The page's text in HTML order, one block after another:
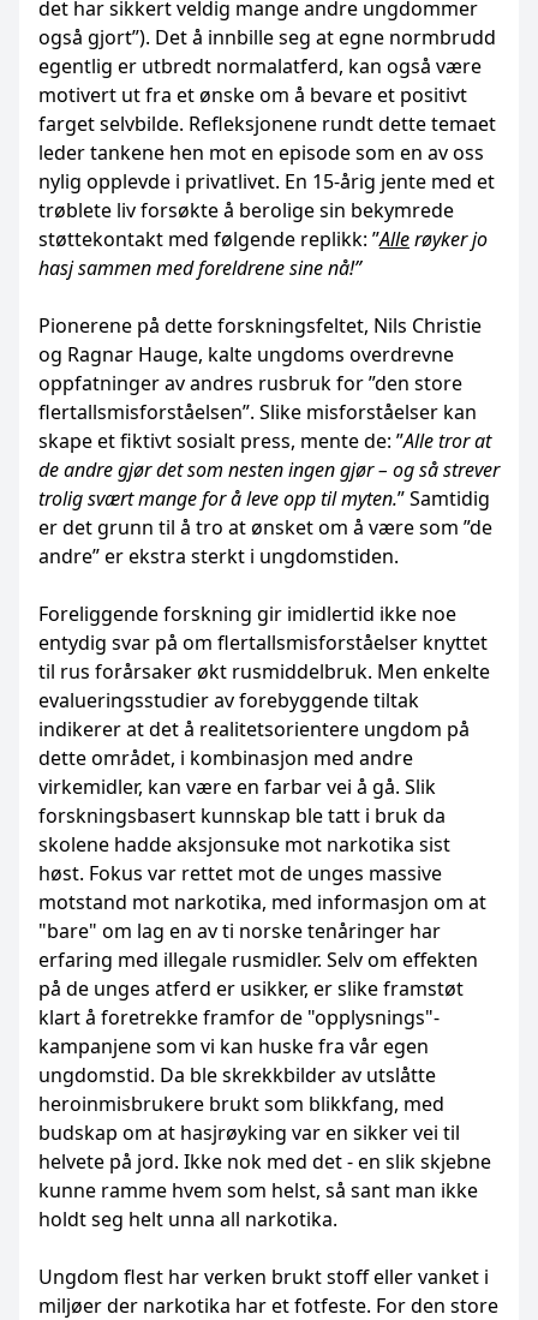
det har sikkert veldig mange andre ungdommer
også gjort”). Det å innbille seg at egne normbrudd
egentlig er utbredt normalatferd, kan også være
motivert ut fra et ønske om å bevare et positivt
farget selvbilde. Refleksjonene rundt dette temaet
leder tankene hen mot en episode som en av oss
nylig opplevde i privatlivet. En 15-årig jente med et
trøblete liv forsøkte å berolige sin bekymrede
støttekontakt med følgende replikk: ”Allerøyker jo
hasj sammen med foreldrene sine nå!”
Pionerene på dette forskningsfeltet, Nils Christie
og Ragnar Hauge, kalte ungdoms overdrevne
oppfatninger av andres rusbruk for ”den store
flertallsmisforståelsen”. Slike misforståelser kan
skape et fiktivt sosialt press, mente de: ”Alle tror at
de andre gjør det som nesten ingen gjør – og så strever
trolig svært mange for å leve opp til myten.” Samtidig
er det grunn til å tro at ønsket om å være som ”de
andre” er ekstra sterkt i ungdomstiden.
Foreliggende forskning gir imidlertid ikke noe
entydig svar på om flertallsmisforståelser knyttet
til rus forårsaker økt rusmiddelbruk. Men enkelte
evalueringsstudier av forebyggende tiltak
indikerer at det å realitetsorientere ungdom på
dette området, i kombinasjon med andre
virkemidler, kan være en farbar vei å gå. Slik
forskningsbasert kunnskap ble tatt i bruk da
skolene hadde aksjonsuke mot narkotika sist
høst. Fokus var rettet mot de unges massive
motstand mot narkotika, med informasjon om at
"bare" om lag en av ti norske tenåringer har
erfaring med illegale rusmidler. Selv om effekten
på de unges atferd er usikker, er slike framstøt
klart å foretrekke framfor de "opplysnings"-
kampanjene som vi kan huske fra vår egen
ungdomstid. Da ble skrekkbilder av utslåtte
heroinmisbrukere brukt som blikkfang, med
budskap om at hasjrøyking var en sikker vei til
helvete på jord. Ikke nok med det - en slik skjebne
kunne ramme hvem som helst, så sant man ikke
holdt seg helt unna all narkotika.
Ungdom flest har verken brukt stoff eller vanket i
miljøer der narkotika har et fotfeste. For den store